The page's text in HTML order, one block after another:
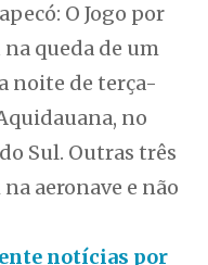
O Jogo por
queda de um
noite de terça-
no
Sul. Outras três
aeronave e não
notícias por